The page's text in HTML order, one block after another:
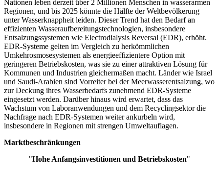
Nationen leben derzeit über 2 Millionen Menschen in wasserarmen
Regionen, und bis 2025 könnte die Hälfte der Weltbevölkerung
unter Wasserknappheit leiden. Dieser Trend hat den Bedarf an
effizienten Wasseraufbereitungstechnologien, insbesondere
Entsalzungssystemen wie Electrodialysis Reversal (EDR), erhöht.
EDR-Systeme gelten im Vergleich zu herkömmlichen
Umkehrosmosesystemen als energieeffizientere Option mit
geringeren Betriebskosten, was sie zu einer attraktiven Lösung für
Kommunen und Industrien gleichermaßen macht. Länder wie Israel
und Saudi-Arabien sind Vorreiter bei der Meerwasserentsalzung, wo
zur Deckung ihres Wasserbedarfs zunehmend EDR-Systeme
eingesetzt werden. Darüber hinaus wird erwartet, dass das
Wachstum von Laboranwendungen und dem Recyclingsektor die
Nachfrage nach EDR-Systemen weiter ankurbeln wird,
insbesondere in Regionen mit strengen Umweltauflagen.
Marktbeschränkungen
"Hohe Anfangsinvestitionen und Betriebskosten"